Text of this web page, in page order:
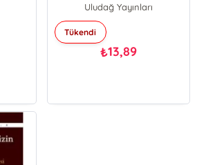
Uludağ Yayınları
Tükendi
₺13,89